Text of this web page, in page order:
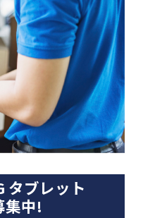
タブレット
集中!